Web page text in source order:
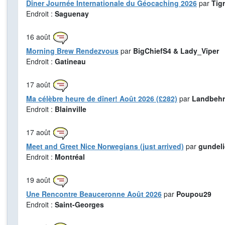
Dîner Journée Internationale du Géocaching 2026 par
Endroit : Saguenay
16 août
Morning Brew Rendezvous par BigChiefS4 & Lady_Viper
Endroit : Gatineau
17 août
Ma célèbre heure de dîner! Août 2026 (£282) par
Endroit : Blainville
17 août
Meet and Greet Nice Norwegians (just arrived) par
Endroit : Montréal
19 août
Une Rencontre Beauceronne Août 2026 par Poupou29
Endroit : Saint-Georges